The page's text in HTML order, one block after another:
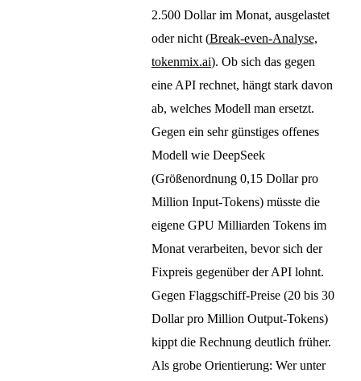
2.500 Dollar im Monat, ausgelastet
oder nicht (Break-even-Analyse,
tokenmix.ai). Ob sich das gegen
eine API rechnet, hängt stark davon
ab, welches Modell man ersetzt.
Gegen ein sehr günstiges offenes
Modell wie DeepSeek
(Größenordnung 0,15 Dollar pro
Million Input-Tokens) müsste die
eigene GPU Milliarden Tokens im
Monat verarbeiten, bevor sich der
Fixpreis gegenüber der API lohnt.
Gegen Flaggschiff-Preise (20 bis 30
Dollar pro Million Output-Tokens)
kippt die Rechnung deutlich früher.
Als grobe Orientierung: Wer unter